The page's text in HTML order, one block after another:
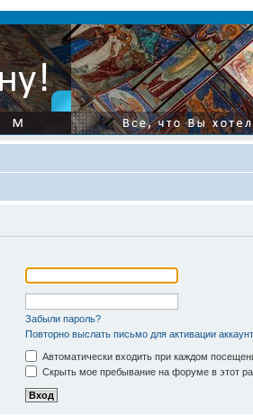
Забыли пароль?
Повторно выслать письмо для активации
Автоматически входить при каждом
Скрыть мое пребывание на форуме в этот